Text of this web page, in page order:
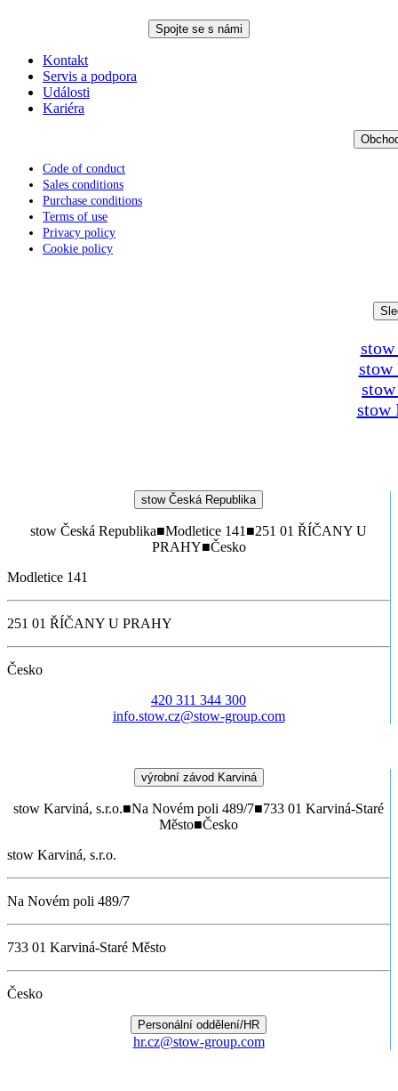
Spojte se s námi
Kontakt
Servis a podpora
Události
Kariéra
Code of conduct
Sales conditions
Purchase conditions
Terms of use
Privacy policy
Cookie policy
stow
stow
stow
stow Česká Republika
stow Česká Republika■Modletice 141 ■251 01 ŘÍČANY U
PRAHY■Česko
Modletice 141
251 01 ŘÍČANY U PRAHY
Česko
420 311 344 300
info.stow.cz@stow-group.com
výrobní závod Karviná
stow Karviná, s.r.o.■Na Novém poli 489/7■733 01 Karviná-Staré
Město■Česko
stow Karviná, s.r.o.
Na Novém poli 489/7
733 01 Karviná-Staré Město
Česko
Personální oddělení/HR
hr.cz@stow-group.com